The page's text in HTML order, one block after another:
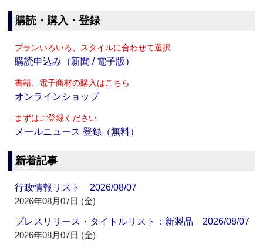
購読・購入・登録
プランいろいろ、スタイルに合わせて選択
購読申込み（新聞 / 電子版）
書籍、電子商材の購入はこちら
オンラインショップ
まずはご登録ください
メールニュース 登録（無料）
新着記事
行政情報リスト 2026/08/07
2026年08月07日 (金)
プレスリリース・タイトルリスト：新製品 2026/08/07
2026年08月07日 (金)